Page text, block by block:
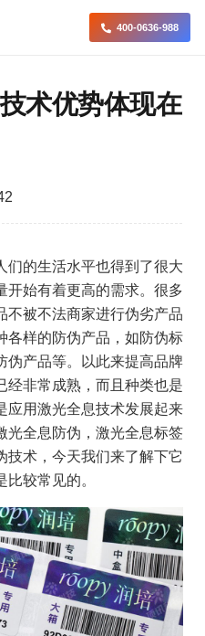
400-0636-988
术优势体现在
们的生活水平也得到了很大
开始有着更高的需求。很多
不被不法商家进行伪劣产品
各样的防伪产品，如防伪标
伪产品等。以此来提高品牌
经非常成熟，而且种类也是
应用激光全息技术发展起来
光全息防伪，激光全息标签
技术，今天我们来了解下它
较常见的。